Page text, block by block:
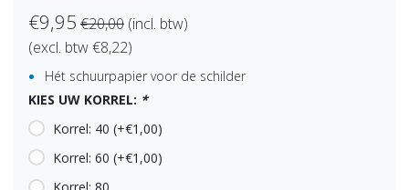
€9,95 €20,00 (incl. btw)
(excl. btw €8,22)
Hét schuurpapier voor de schilder
KIES UW KORREL: *
Korrel: 40 (+€1,00)
Korrel: 60 (+€1,00)